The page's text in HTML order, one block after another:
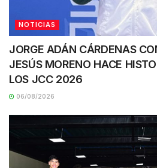
NOTICIAS
JORGE ADÁN CÁRDENAS
JESÚS MORENO HACE
LOS JCC 2026
06/08/2026